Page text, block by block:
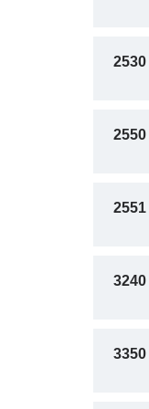
2530
2550
2551
3240
3350